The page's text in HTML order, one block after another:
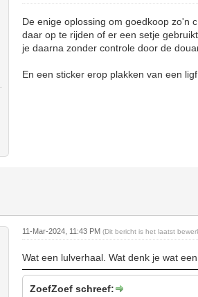
De enige oplossing om goedkoop zo'n
daar op te rijden of er een setje
je daarna zonder controle door de
En een sticker erop plakken van een
11-Mar-2024, 11:43 PM(Dit bericht is het laatst
Wat een lulverhaal. Wat denk je wat
ZoefZoef schreef: